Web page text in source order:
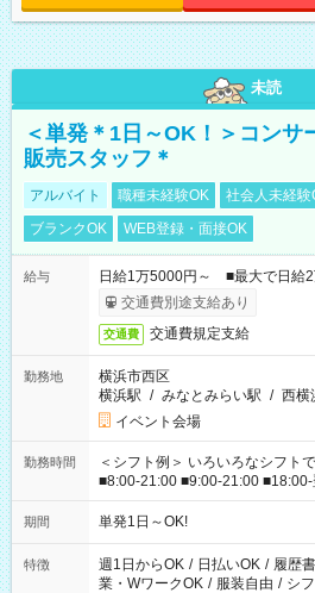
未読
＜単発＊1日～OK！＞コンサ
販売スタッフ＊
アルバイト 職種未経験OK 社会人未経験
ブランクOK
WEB登録・面接OK
給与
日給1万5000円～ ■最大で日給2
交通費別途支給あり
交通費 交通費規定支給
勤務地
横浜市西区
横浜駅 / みなとみらい駅 / 西横
イベント会場
勤務時間
＜シフト例＞ いろいろなシフト
■8:00-21:00 ■9:00-21:00
期間 単発1日～OK!
特徴 週1日からOK / 日払いOK / 履歴
業・WワークOK / 服装自由 / シ